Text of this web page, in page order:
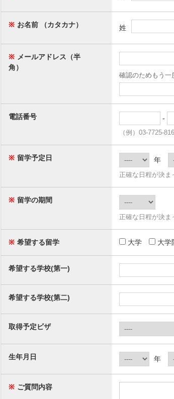
※ お名前 （カタカナ） 姓
※ メールアドレス（半
角）
確認のためもう一
電話番号 -
（例）03-7725-
※ 留学予定日 年
正確な日程が決
※ 留学の期間
正確な日程が決ま
※ 希望する留学 大学 大学
希望する学校(第一)
希望する学校(第二)
取得予定ビザ
生年月日 年
※ ご質問内容